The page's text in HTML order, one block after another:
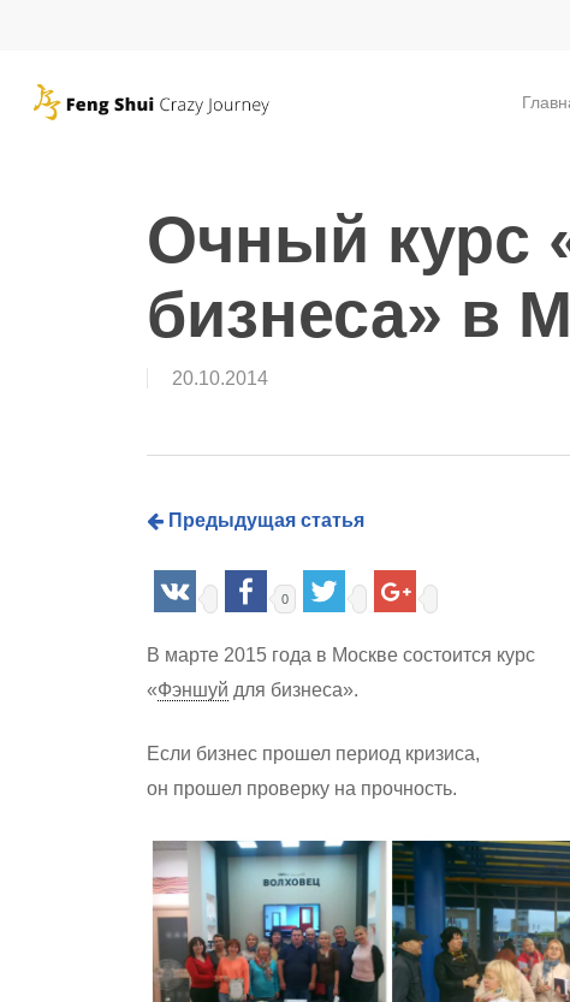
main
content
Hit enter to search or ESC to close
Очный курс
бизнеса» в
20.10.2014
Предыдущая статья
0
В марте 2015 года в Москве состоится курс
«Фэншуй для бизнеса».
Если бизнес прошел период кризиса,
он прошел проверку на прочность.